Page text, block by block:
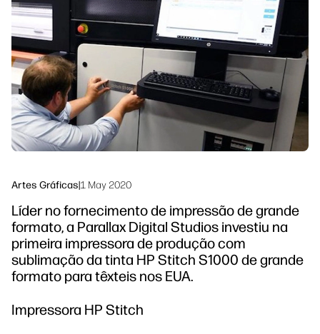
linkedInfacebook
twitter
Soluções de processo de trabalho
Sustentabilidade
Artes Gráficas|1 May 2020
Líder no fornecimento de impressão de grande
formato, a Parallax Digital Studios investiu na
primeira impressora de produção com
sublimação da tinta HP Stitch S1000 de grande
formato para têxteis nos EUA.
Impressora HP Stitch